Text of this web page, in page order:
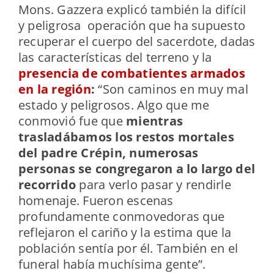
Mons. Gazzera explicó también la difícil
y peligrosa operación que ha supuesto
recuperar el cuerpo del sacerdote, dadas
las características del terreno y la
presencia de combatientes armados
en la región: “Son caminos en muy mal
estado y peligrosos. Algo que me
conmovió fue que mientras
trasladábamos los restos mortales
del padre Crépin, numerosas
personas se congregaron a lo largo del
recorrido para verlo pasar y rendirle
homenaje. Fueron escenas
profundamente conmovedoras que
reflejaron el cariño y la estima que la
población sentía por él. También en el
funeral había muchísima gente”.